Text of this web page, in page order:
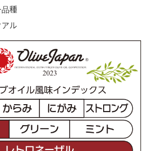
種
ル